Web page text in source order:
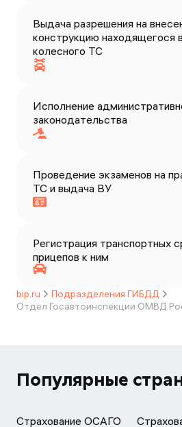
Выдача разрешения на
конструкцию находящегося
колесного ТС
Исполнение
законодательства
Проведение экзаменов на
ТС и выдача ВУ
Регистрация транспортных
прицепов к ним
bip.ru
Подразделения ГИБДД
Популярные
Страхование ОСАГО